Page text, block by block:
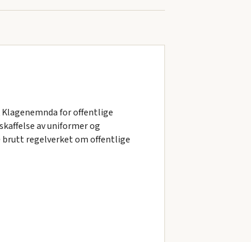
Klagenemnda for offentlige
av uniformer og
brutt regelverket om offentlige